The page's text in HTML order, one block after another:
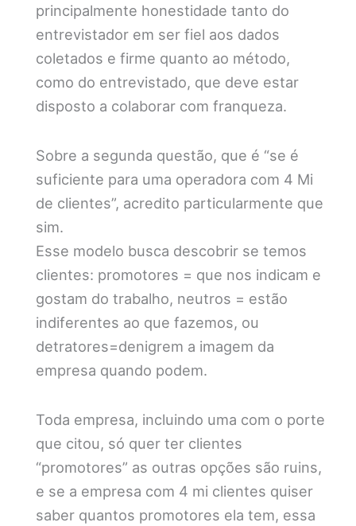
principalmente honestidade tanto do
entrevistador em ser fiel aos dados
coletados e firme quanto ao método,
como do entrevistado, que deve estar
disposto a colaborar com franqueza.
Sobre a segunda questão, que é “se é
suficiente para uma operadora com 4 Mi
de clientes”, acredito particularmente que
sim.
Esse modelo busca descobrir se temos
clientes: promotores = que nos indicam e
gostam do trabalho, neutros = estão
indiferentes ao que fazemos, ou
detratores=denigrem a imagem da
empresa quando podem.
Toda empresa, incluindo uma com o porte
que citou, só quer ter clientes
“promotores” as outras opções são ruins,
e se a empresa com 4 mi clientes quiser
saber quantos promotores ela tem, essa